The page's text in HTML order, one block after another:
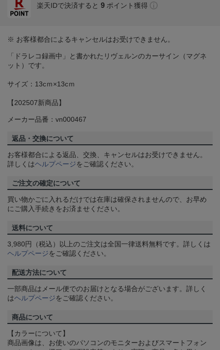
楽天IDで決済すると 9 ポイント獲得
※ お客様都合によるキャンセルはお受けできません。
「ドラレコ録画中」と書かれたリヴェルンのカーサイン（マグネ
ット）です。
サイズ：13cｍ×13cｍ
【202507新商品】
メーカー品番：vn000467
返品・交換について
お客様都合による返品、交換、キャンセルはお受けできません。
詳しくはヘルプページをご確認ください。
ご注文の確定について
買い物かごに入れるだけでは在庫は確保されませんので、お早め
にご購入手続きをお済ませください。
送料について
3,980円（税込）以上のご注文は全国一律送料無料です。詳しくは
ヘルプページをご確認ください。
配送方法について
一部商品はメール便でのお届けとなる場合がございます。詳しく
はヘルプページをご確認ください。
商品について
【カラーについて】
商品画像は、お使いのパソコンのモニターおよびスマートフォン